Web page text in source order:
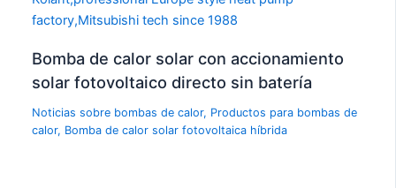
Bomba de calor solar con accionamiento
solar fotovoltaico directo sin batería
Noticias sobre bombas de calor, Productos para bombas de
calor, Bomba de calor solar fotovoltaica híbrida